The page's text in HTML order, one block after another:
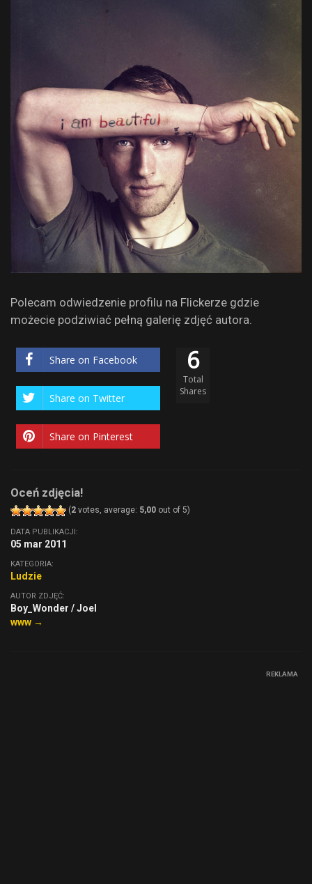
Polecam odwiedzenie profilu na Flickerze gdzie
możecie podziwiać pełną galerię zdjęć autora.
Share on Facebook
Share on Twitter
Share on Pinterest
6
Total
Shares
Oceń zdjęcia!
(2 votes, average: 5,00 out of 5)
DATA PUBLIKACJI:
05 mar 2011
KATEGORIA:
Ludzie
AUTOR ZDJĘĆ:
Boy_Wonder / Joel
www →
REKLAMA